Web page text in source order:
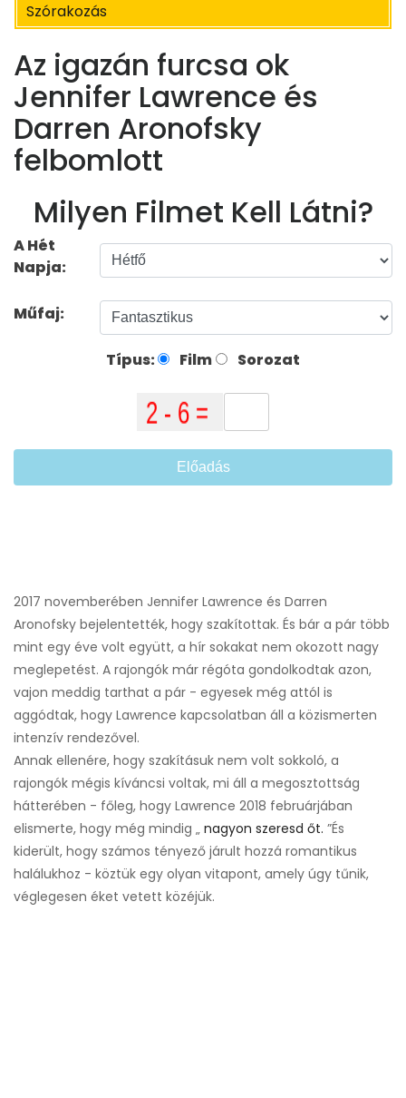
Szórakozás
Az igazán furcsa ok
Jennifer Lawrence és
Darren Aronofsky
felbomlott
Milyen Filmet Kell Látni?
A Hét
Napja:
Műfaj:
Típus: Film Sorozat
Előadás
2017 novemberében Jennifer Lawrence és Darren
Aronofsky bejelentették, hogy szakítottak. És bár a pár több
mint egy éve volt együtt, a hír sokakat nem okozott nagy
meglepetést. A rajongók már régóta gondolkodtak azon,
vajon meddig tarthat a pár - egyesek még attól is
aggódtak, hogy Lawrence kapcsolatban áll a közismerten
intenzív rendezővel.
Annak ellenére, hogy szakításuk nem volt sokkoló, a
rajongók mégis kíváncsi voltak, mi áll a megosztottság
hátterében - főleg, hogy Lawrence 2018 februárjában
elismerte, hogy még mindig „ nagyon szeresd őt. ”És
kiderült, hogy számos tényező járult hozzá romantikus
halálukhoz - köztük egy olyan vitapont, amely úgy tűnik,
véglegesen éket vetett közéjük.